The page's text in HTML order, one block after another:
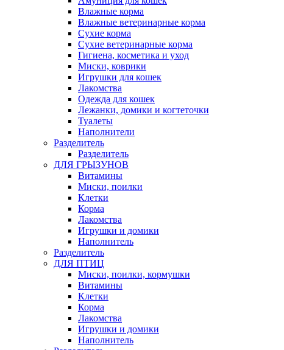
Влажные корма
Влажные ветеринарные корма
Сухие корма
Сухие ветеринарные корма
Гигиена, косметика и уход
Миски, коврики
Игрушки для кошек
Лакомства
Одежда для кошек
Лежанки, домики и когтеточки
Туалеты
Наполнители
Pазделитель
Разделитель
ДЛЯ ГРЫЗУНОВ
Витамины
Миски, поилки
Клетки
Корма
Лакомства
Игрушки и домики
Наполнитель
Разделитель
ДЛЯ ПТИЦ
Миски, поилки, кормушки
Витамины
Клетки
Корма
Лакомства
Игрушки и домики
Наполнитель